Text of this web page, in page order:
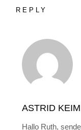
REPLY
ASTRID
Hallo Ruth,